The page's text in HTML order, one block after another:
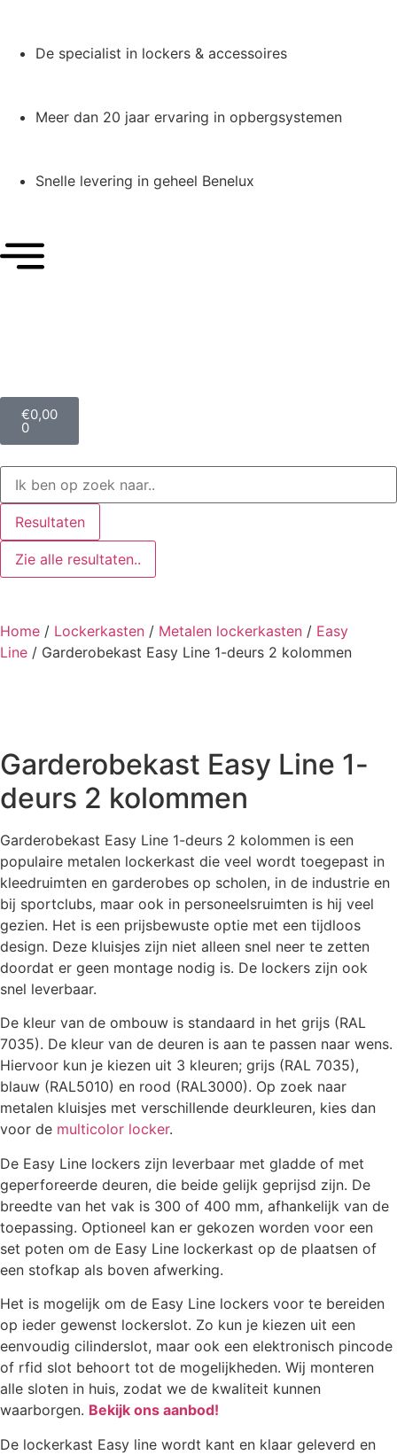
De specialist in lockers & accessoires
Meer dan 20 jaar ervaring in opbergsystemen
Snelle levering in geheel Benelux
€0,00
0
Resultaten
Zie alle resultaten..
Home / Lockerkasten / Metalen lockerkasten / Easy
Line / Garderobekast Easy Line 1-deurs 2 kolommen
Garderobekast Easy Line 1-
deurs 2 kolommen
Garderobekast Easy Line 1-deurs 2 kolommen is een
populaire metalen lockerkast die veel wordt toegepast in
kleedruimten en garderobes op scholen, in de industrie en
bij sportclubs, maar ook in personeelsruimten is hij veel
gezien. Het is een prijsbewuste optie met een tijdloos
design. Deze kluisjes zijn niet alleen snel neer te zetten
doordat er geen montage nodig is. De lockers zijn ook
snel leverbaar.
De kleur van de ombouw is standaard in het grijs (RAL
7035). De kleur van de deuren is aan te passen naar wens.
Hiervoor kun je kiezen uit 3 kleuren; grijs (RAL 7035),
blauw (RAL5010) en rood (RAL3000). Op zoek naar
metalen kluisjes met verschillende deurkleuren, kies dan
voor de multicolor locker.
De Easy Line lockers zijn leverbaar met gladde of met
geperforeerde deuren, die beide gelijk geprijsd zijn. De
breedte van het vak is 300 of 400 mm, afhankelijk van de
toepassing. Optioneel kan er gekozen worden voor een
set poten om de Easy Line lockerkast op de plaatsen of
een stofkap als boven afwerking.
Het is mogelijk om de Easy Line lockers voor te bereiden
op ieder gewenst lockerslot. Zo kun je kiezen uit een
eenvoudig cilinderslot, maar ook een elektronisch pincode
of rfid slot behoort tot de mogelijkheden. Wij monteren
alle sloten in huis, zodat we de kwaliteit kunnen
waarborgen. Bekijk ons aanbod!
De lockerkast Easy line wordt kant en klaar geleverd en